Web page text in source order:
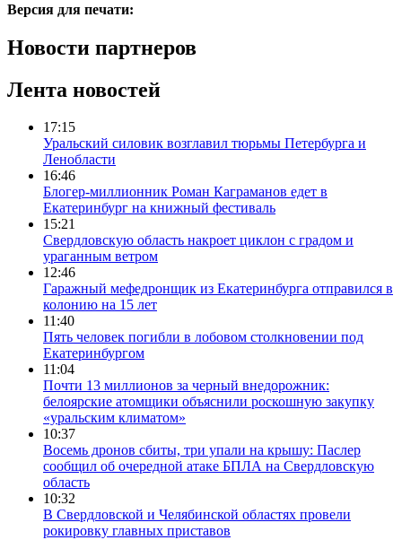
Версия для печати:
Новости партнеров
Лента новостей
17:15
Уральский силовик возглавил тюрьмы Петербурга и
Ленобласти
16:46
Блогер-миллионник Роман Каграманов едет в
Екатеринбург на книжный фестиваль
15:21
Свердловскую область накроет циклон с градом и
ураганным ветром
12:46
Гаражный мефедронщик из Екатеринбурга отправился в
колонию на 15 лет
11:40
Пять человек погибли в лобовом столкновении под
Екатеринбургом
11:04
Почти 13 миллионов за черный внедорожник:
белоярские атомщики объяснили роскошную закупку
«уральским климатом»
10:37
Восемь дронов сбиты, три упали на крышу: Паслер
сообщил об очередной атаке БПЛА на Свердловскую
область
10:32
В Свердловской и Челябинской областях провели
рокировку главных приставов